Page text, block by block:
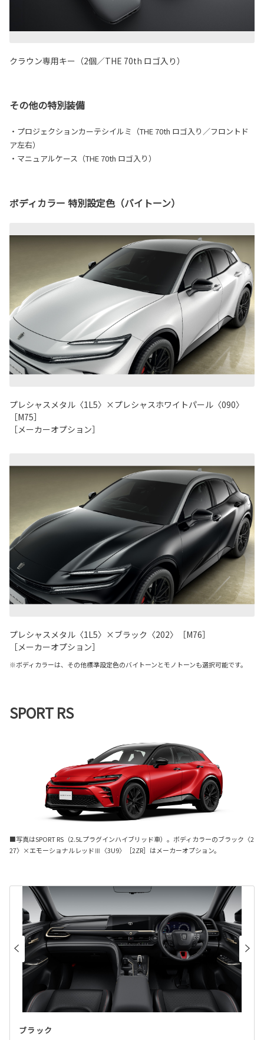
クラウン専用キー（2個／THE 70th ロゴ入り）
その他の特別装備
・プロジェクションカーテシイルミ（THE 70th ロゴ入り／フロントド
ア左右）
・マニュアルケース（THE 70th ロゴ入り）
ボディカラー 特別設定色（バイトーン）
プレシャスメタル〈1L5〉×プレシャスホワイトパール〈090〉
［M75］
［メーカーオプション］
プレシャスメタル〈1L5〉×ブラック〈202〉［M76］
［メーカーオプション］
※ボディカラーは、その他標準設定色のバイトーンとモノトーンも選択可能です。
SPORT RS
■写真はSPORT RS（2.5Lプラグインハイブリッド車）。ボディカラーのブラック〈2
27〉×エモーショナルレッドⅢ〈3U9〉［2ZR］はメーカーオプション。
ブラック